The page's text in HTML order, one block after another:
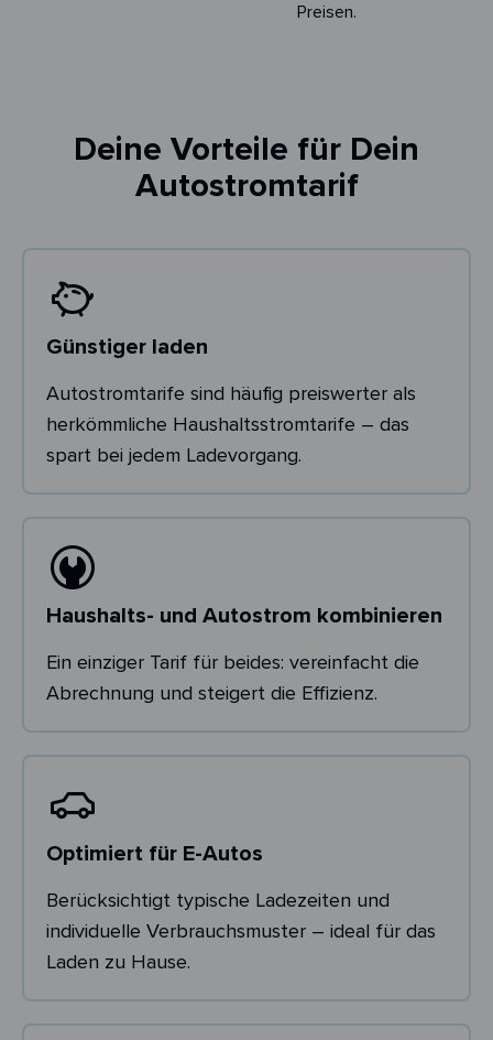
Preisen.
Deine Vorteile für Dein
Autostromtarif
Günstiger laden
Autostromtarife sind häufig preiswerter als
herkömmliche Haushaltsstromtarife – das
spart bei jedem Ladevorgang.
Haushalts- und Autostrom kombinieren
Ein einziger Tarif für beides: vereinfacht die
Abrechnung und steigert die Effizienz.
Optimiert für E-Autos
Berücksichtigt typische Ladezeiten und
individuelle Verbrauchsmuster – ideal für das
Laden zu Hause.